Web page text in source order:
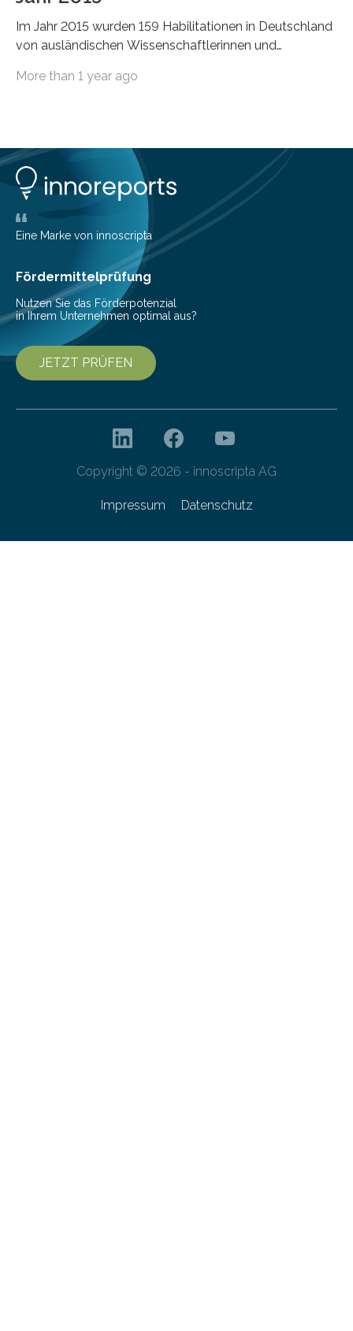
Im Jahr 2015 wurden 159 Habilitationen in Deutschland
von ausländischen Wissenschaftlerinnen und
More than 1 year ago
Eine Marke von innoscripta
Fördermittelprüfung
Nutzen Sie das Förderpotenzial
in Ihrem Unternehmen optimal aus?
JETZT PRÜFEN
Copyright © 2026 - innoscripta AG
Impressum Datenschutz